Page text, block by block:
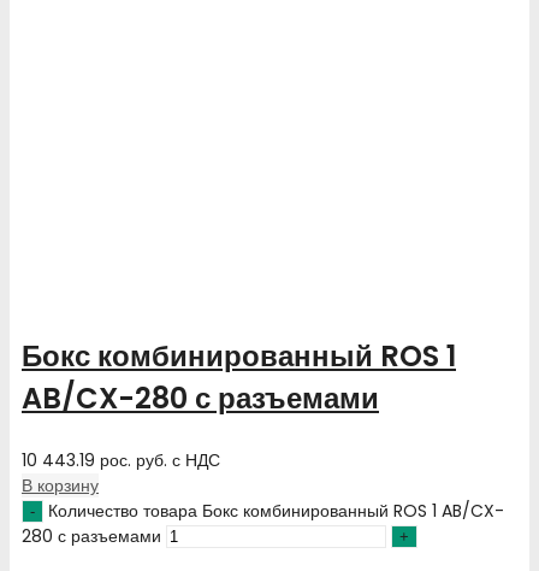
Бокс комбинированный ROS 1
AB/CX-280 с разъемами
10 443.19 рос. руб. с НДС
В корзину
Количество товара Бокс комбинированный ROS 1 AB/CX-
280 с разъемами